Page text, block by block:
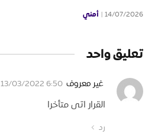
14/07/2026 أمني
تعليق واحد
غير معروف 13/03/2022 6:50 م
القرار اتى متأخرا
رد